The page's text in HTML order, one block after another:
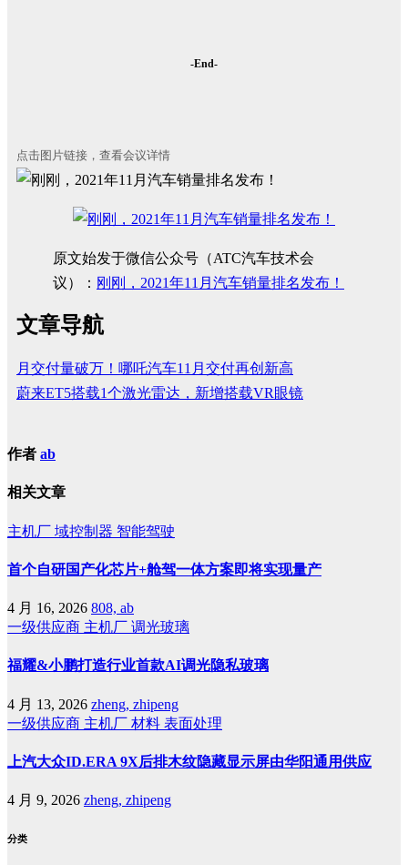
-End-
点击图片链接，查看会议详情
原文始发于微信公众号（ATC汽车技术会
议）： 刚刚，2021年11月汽车销量排名发布！
文章导航
月交付量破万！哪吒汽车11月交付再创新高
蔚来ET5搭载1个激光雷达，新增搭载VR眼镜
作者 ab
相关文章
主机厂 域控制器 智能驾驶
首个自研国产化芯片+舱驾一体方案即将实现量产
4 月 16, 2026 808, ab
一级供应商 主机厂 调光玻璃
福耀&小鹏打造行业首款AI调光隐私玻璃
4 月 13, 2026 zheng, zhipeng
一级供应商 主机厂 材料 表面处理
上汽大众ID.ERA 9X后排木纹隐藏显示屏由华阳通用供应
4 月 9, 2026 zheng, zhipeng
分类